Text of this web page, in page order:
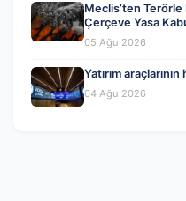
Meclis’ten
Çerçeve Yasa
05 Ağu 2026
Yatırım
04 Ağu 2026